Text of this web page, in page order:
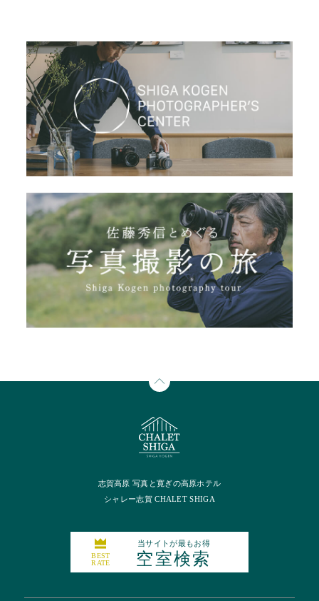
志賀高原 写真と寛ぎの高原ホテル
シャレー志賀 CHALET SHIGA
BEST
RATE
当サイトが最もお得
空室検索